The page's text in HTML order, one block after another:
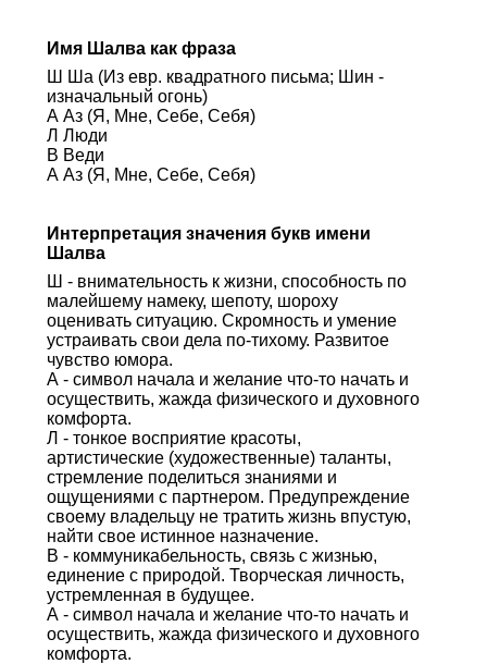
Имя Шалва как фраза
Ш Ша (Из евр. квадратного письма; Шин -
изначальный огонь)
А Аз (Я, Мне, Себе, Себя)
Л Люди
В Веди
А Аз (Я, Мне, Себе, Себя)
Интерпретация значения букв имени
Шалва
Ш - внимательность к жизни, способность по
малейшему намеку, шепоту, шороху
оценивать ситуацию. Скромность и умение
устраивать свои дела по-тихому. Развитое
чувство юмора.
А - символ начала и желание что-то начать и
осуществить, жажда физического и духовного
комфорта.
Л - тонкое восприятие красоты,
артистические (художественные) таланты,
стремление поделиться знаниями и
ощущениями с партнером. Предупреждение
своему владельцу не тратить жизнь впустую,
найти свое истинное назначение.
В - коммуникабельность, связь с жизнью,
единение с природой. Творческая личность,
устремленная в будущее.
А - символ начала и желание что-то начать и
осуществить, жажда физического и духовного
комфорта.